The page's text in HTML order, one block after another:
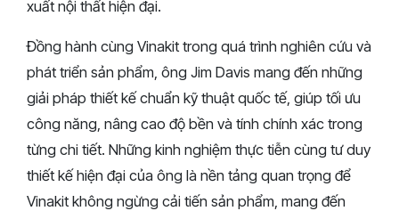
xuất nội thất hiện đại.
Đồng hành cùng Vinakit trong quá trình nghiên cứu và
phát triển sản phẩm, ông Jim Davis mang đến những
giải pháp thiết kế chuẩn kỹ thuật quốc tế, giúp tối ưu
công năng, nâng cao độ bền và tính chính xác trong
từng chi tiết. Những kinh nghiệm thực tiễn cùng tư duy
thiết kế hiện đại của ông là nền tảng quan trọng để
Vinakit không ngừng cải tiến sản phẩm, mang đến